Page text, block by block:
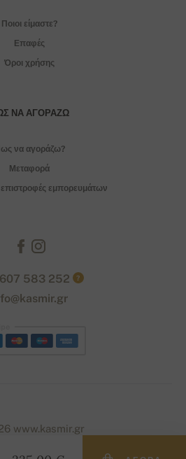
Ποιοι είμαστε?
Επαφές
Όροι χρήσης
ΝΑ ΑΓΟΡΆΖΩ
να αγοράζω?
Μεταφορά
επιστροφές εμπορευμάτων
583 252 ?
www.kasmir.gr